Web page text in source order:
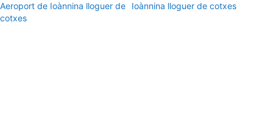
Aeroport de Ioànnina lloguer de
cotxes
Ioànnina lloguer de cotxes